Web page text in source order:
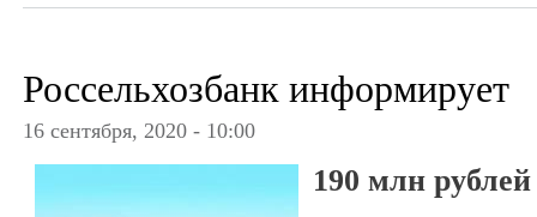
Россельхозбанк информирует
16 сентября, 2020 - 10:00
190 млн